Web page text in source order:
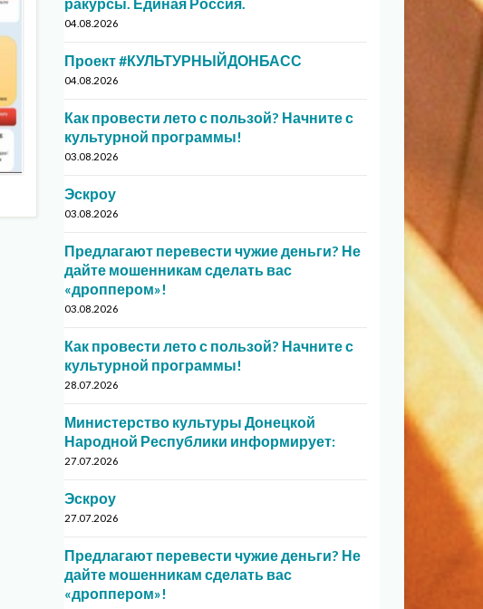
04.08.2026
Проект #КУЛЬТУРНЫЙДОНБАСС
04.08.2026
Как провести лето с пользой? Начните с
культурной программы!
03.08.2026
Эскроу
03.08.2026
Предлагают перевести чужие деньги? Не
дайте мошенникам сделать вас
«дроппером»!
03.08.2026
Как провести лето с пользой? Начните с
культурной программы!
28.07.2026
Министерство культуры Донецкой
Народной Республики информирует:
27.07.2026
Эскроу
27.07.2026
Предлагают перевести чужие деньги? Не
дайте мошенникам сделать вас
«дроппером»!